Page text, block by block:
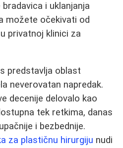
i uklanjanja
možete očekivati od
privatnoj klinici za
predstavlja oblast
neverovatan napredak.
decenije delovalo kao
tek retkima, danas
i bezbednije.
za plastičnu hirurgiju nudi